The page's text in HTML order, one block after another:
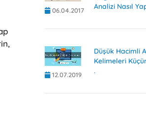
06.04.2017
Analizi Nasıl
12.07.2019
Düşük Hacimli
Kelimeleri
.